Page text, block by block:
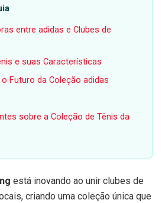
entre adidas e Clubes de
e suas Características
Futuro da Coleção adidas
sobre a Coleção de Tênis da
está inovando ao unir clubes de
criando uma coleção única que